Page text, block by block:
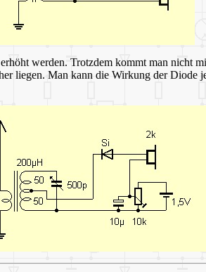
werden. Trotzdem kommt man nicht
liegen. Man kann die Wirkung der Diode